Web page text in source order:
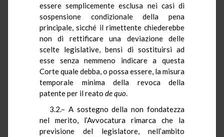
essere semplicemente esclusa nei casi di
sospensione condizionale della pena
principale, sicché il rimettente chiederebbe
non di rettificare una deviazione delle
scelte legislative, bensì di sostituirsi ad
esse senza nemmeno indicare a questa
Corte quale debba, o possa essere, la misura
temporale minima della revoca della
patente per il reato de quo.
3.2.– A sostegno della non fondatezza
nel merito, l’Avvocatura rimarca che la
previsione del legislatore, nell’ambito